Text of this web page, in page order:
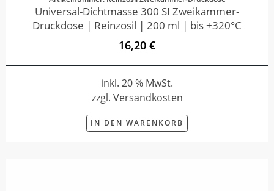
Universal-Dichtmasse 300 SI Zweikammer-
Druckdose | Reinzosil | 200 ml | bis +320°C
16,20 €
inkl. 20 % MwSt.
zzgl. Versandkosten
IN DEN WARENKORB